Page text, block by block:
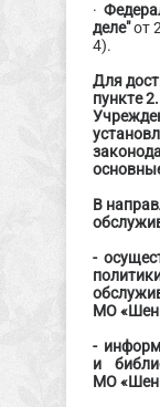
·
деле"от
4).
Для
пункте
В
-
МО
-
и
МО